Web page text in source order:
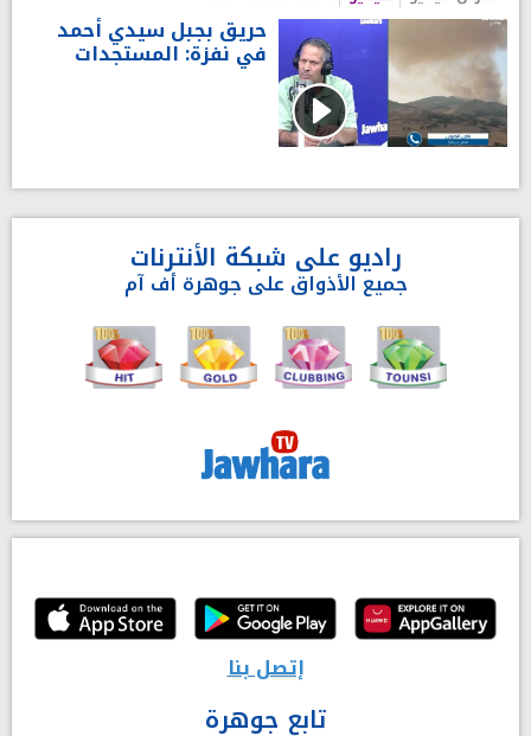
حريق بجبل سيدي أحمد
في نفزة: المستجدات
راديو على شبكة الأنترنات
جميع الأذواق على جوهرة أف آم
إتصل بنا
تابع جوهرة